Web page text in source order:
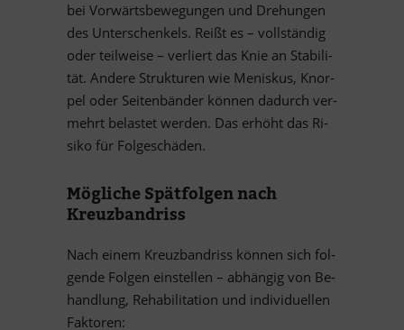
bei Vor­wärts­be­we­gun­gen und Dre­hun­gen
des Un­ter­schen­kels. Reißt es – voll­stän­dig
oder teil­weise – ver­liert das Knie an Sta­bi­li­
tät. An­dere Struk­tu­ren wie Me­nis­kus, Knor­
pel oder Sei­ten­bän­der kön­nen da­durch ver­
mehrt be­las­tet wer­den. Das er­höht das Ri­
siko für Folgeschäden.
Mög­li­che Spät­fol­gen nach
Kreuzbandriss
Nach ei­nem Kreuz­band­riss kön­nen sich fol­
gende Fol­gen ein­stel­len – ab­hän­gig von Be­
hand­lung, Re­ha­bi­li­ta­tion und individuellen
Faktoren: